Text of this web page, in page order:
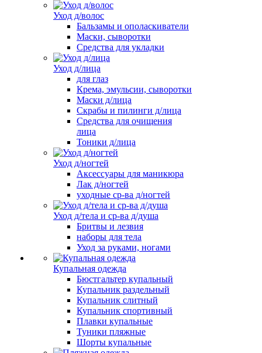
Уход д/волос
Бальзамы и ополаскиватели
Маски, сыворотки
Средства для укладки
Уход д/лица
для глаз
Крема, эмульсии, сыворотки
Маски д/лица
Скрабы и пилинги д/лица
Средства для очищения
лица
Тоники д/лица
Уход д/ногтей
Аксессуары для маникюра
Лак д/ногтей
уходные ср-ва д/ногтей
Уход д/тела и ср-ва д/душа
Бритвы и лезвия
наборы для тела
Уход за руками, ногами
Купальная одежда
Бюстгальтер купальный
Купальник раздельный
Купальник слитный
Купальник спортивный
Плавки купальные
Туники пляжные
Шорты купальные